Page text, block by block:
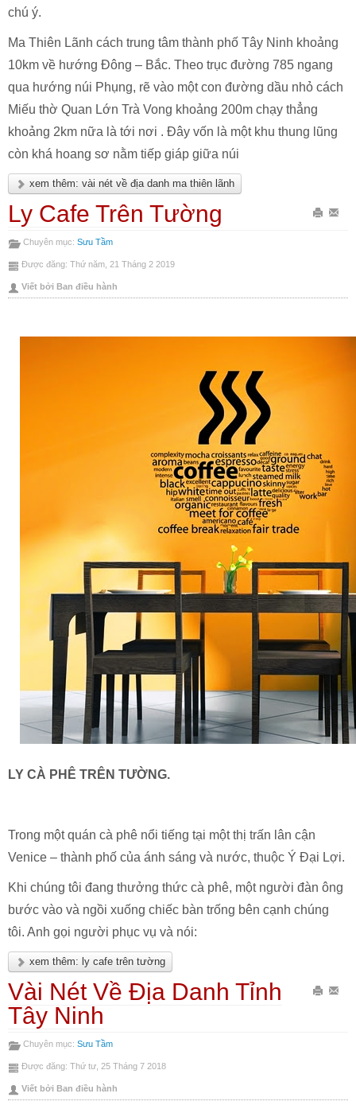
chú ý.
Ma Thiên Lãnh cách trung tâm thành phố Tây Ninh khoảng
10km về hướng Đông – Bắc. Theo trục đường 785 ngang
qua hướng núi Phụng, rẽ vào một con đường dầu nhỏ cách
Miếu thờ Quan Lớn Trà Vong khoảng 200m chạy thẳng
khoảng 2km nữa là tới nơi . Đây vốn là một khu thung lũng
còn khá hoang sơ nằm tiếp giáp giữa núi
xem thêm: vài nét về địa danh ma thiên lãnh
Ly Cafe Trên Tường
này
Chuyên mục: Sưu Tầm
Được đăng: Thứ năm, 21 Tháng 2 2019
Viết bởi Ban điều hành
LY CÀ PHÊ TRÊN TƯỜNG.
Trong một quán cà phê nổi tiếng tại một thị trấn lân cận
Venice – thành phố của ánh sáng và nước, thuộc Ý Đại Lợi.
Khi chúng tôi đang thưởng thức cà phê, một người đàn ông
bước vào và ngồi xuống chiếc bàn trống bên cạnh chúng
tôi. Anh gọi người phục vụ và nói:
xem thêm: ly cafe trên tường
Vài Nét Về Địa Danh Tỉnh
Tây Ninh
Chuyên mục: Sưu Tầm
Được đăng: Thứ tư, 25 Tháng 7 2018
Viết bởi Ban điều hành